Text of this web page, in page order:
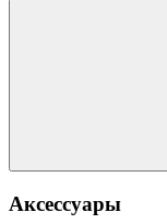
Аксессуары